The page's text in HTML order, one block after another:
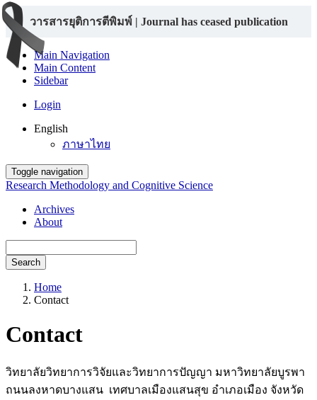
วารสารยุติการตีพิมพ์ | Journal has ceased publication
Main Navigation
Main Content
Sidebar
Login
English
ภาษาไทย
Toggle navigation
Research Methodology and Cognitive Science
Archives
About
Search
Home
Contact
Contact
วิทยาลัยวิทยาการวิจัยและวิทยาการปัญญา มหาวิทยาลัยบูรพา
ถนนลงหาดบางแสน เทศบาลเมืองแสนสุข อำเภอเมือง จังหวัด